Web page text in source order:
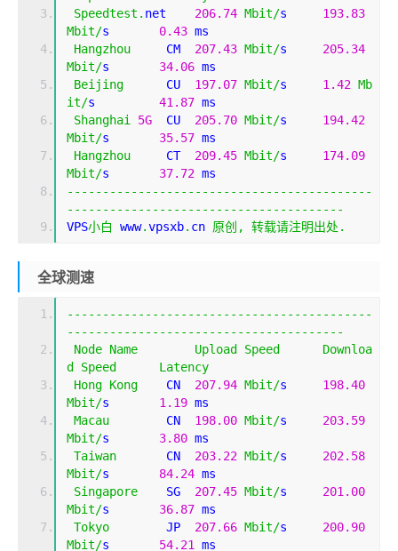
Speedtest . net 206.74 Mbit/s 193.83
Mbit/s 0.43
Hangzhou
     CM
207.43 Mbit/s 205.34
Mbit/s 34.06
Beijing
      CU
197.07 Mbit/s 1.42 Mb
it/s 41.87
Shanghai
5G
  CU
205.70 Mbit/s 194.42
Mbit/s 35.57
Hangzhou
     CT
209.45 Mbit/s 174.09
Mbit/s 37.72
-------------------------------------------
---------------------------------------
VPS小白 www.vpsxb. cn 原创, 转载请注明出处.
全球测速
-------------------------------------------
---------------------------------------
Node Name Upload Speed
Downloa
d
Speed
Latency
Hong Kong
    CN
207.94 Mbit/s 198.40
Mbit/s 1.19
Macau
        CN
198.00 Mbit/s 203.59
Mbit/s 3.80
Taiwan
       CN
203.22 Mbit/s 202.58
Mbit/s 84.24
Singapore
    SG
207.45 Mbit/s 201.00
Mbit/s 36.87
Tokyo
        JP
207.66 Mbit/s 200.90
Mbit/s 54.21